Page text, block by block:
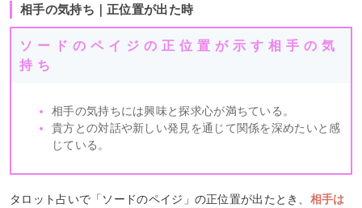
相手の気持ち｜正位置が出た時
ソードのペイジの正位置が示す相手の気
持ち
相手の気持ちには興味と探求心が満ちている。
貴方との対話や新しい発見を通じて関係を深めたいと感
じている。
タロット占いで「ソードのペイジ」の正位置が出たとき、 相手は